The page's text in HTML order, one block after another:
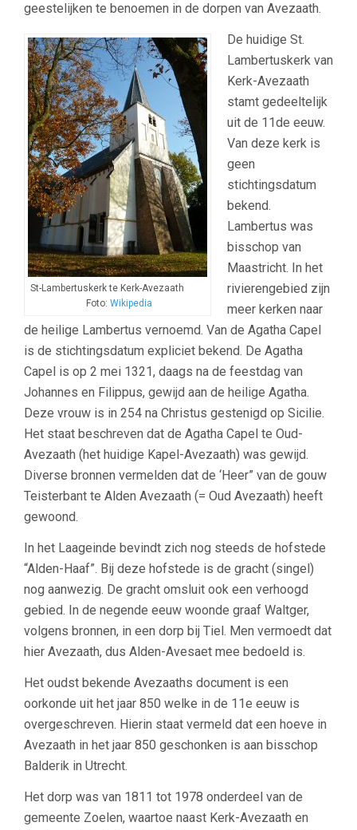
geestelijken te benoemen in de dorpen van Avezaath.
St-Lambertuskerk te Kerk-Avezaath
Foto: Wikipedia
De huidige St.
Lambertuskerk van
Kerk-Avezaath
stamt gedeeltelijk
uit de 11de eeuw.
Van deze kerk is
geen
stichtingsdatum
bekend.
Lambertus was
bisschop van
Maastricht. In het
rivierengebied zijn
meer kerken naar
de heilige Lambertus vernoemd. Van de Agatha Capel
is de stichtingsdatum expliciet bekend. De Agatha
Capel is op 2 mei 1321, daags na de feestdag van
Johannes en Filippus, gewijd aan de heilige Agatha.
Deze vrouw is in 254 na Christus gestenigd op Sicilie.
Het staat beschreven dat de Agatha Capel te Oud-
Avezaath (het huidige Kapel-Avezaath) was gewijd.
Diverse bronnen vermelden dat de ‘Heer” van de gouw
Teisterbant te Alden Avezaath (= Oud Avezaath) heeft
gewoond.
In het Laageinde bevindt zich nog steeds de hofstede
“Alden-Haaf”. Bij deze hofstede is de gracht (singel)
nog aanwezig. De gracht omsluit ook een verhoogd
gebied. In de negende eeuw woonde graaf Waltger,
volgens bronnen, in een dorp bij Tiel. Men vermoedt dat
hier Avezaath, dus Alden-Avesaet mee bedoeld is.
Het oudst bekende Avezaaths document is een
oorkonde uit het jaar 850 welke in de 11e eeuw is
overgeschreven. Hierin staat vermeld dat een hoeve in
Avezaath in het jaar 850 geschonken is aan bisschop
Balderik in Utrecht.
Het dorp was van 1811 tot 1978 onderdeel van de
gemeente Zoelen, waartoe naast Kerk-Avezaath en